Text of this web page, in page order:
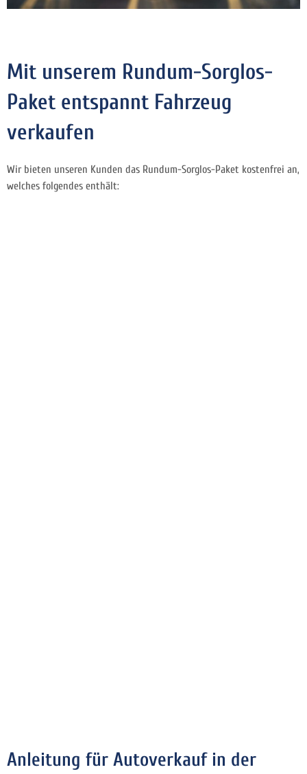
Mit unserem Rundum-Sorglos-
Paket entspannt Fahrzeug
verkaufen
Wir bieten unseren Kunden das Rundum-Sorglos-Paket kostenfrei an,
welches folgendes enthält:
Anleitung für Autoverkauf in der